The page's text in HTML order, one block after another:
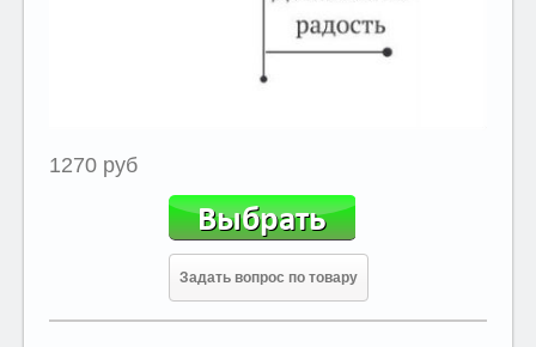
1270 руб
Задать вопрос по товару